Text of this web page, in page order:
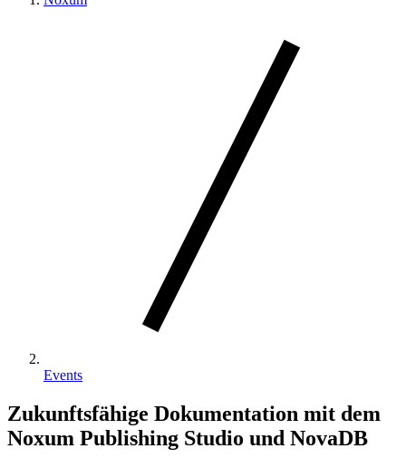
Events
Zukunftsfähige Dokumentation mit dem
Noxum Publishing Studio und NovaDB